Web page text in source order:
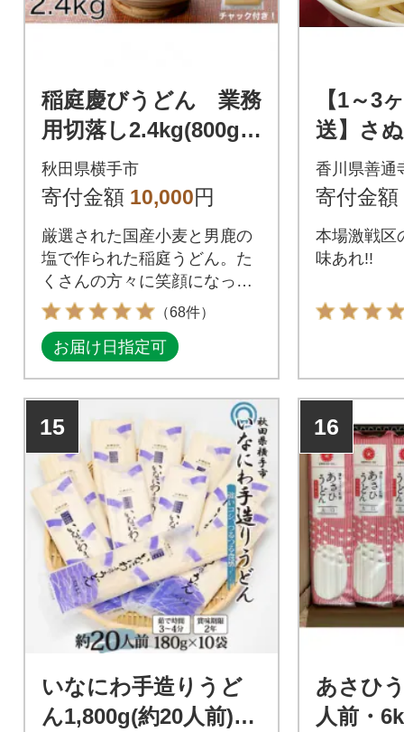
稲庭慶びうどん 業務
用切落し2.4kg(800g×
3セット)
秋田県横手市
寄付金額 10,000円
厳選された国産小麦と男鹿の
塩で作られた稲庭うどん。た
くさんの方々に笑顔になって
ほしいとの思いを込めて、
「稲庭慶びうどん」と名付け
ました。
（68件）
お届け日指定可
【1～3
送】さ
食 セッ
香川県善通
寄付金額
本場激戦区
味あれ!!
15
いなにわ手造りうど
ん1,800g(約20人前)
16
あさひ
人前・